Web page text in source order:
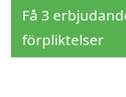
Få 3
förpliktelser